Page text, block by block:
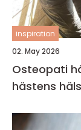
inspiration
02. May 2026
Osteopati häst så kan
hästens